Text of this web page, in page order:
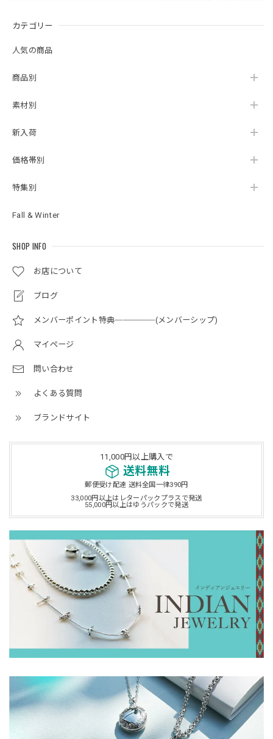
カテゴリー
人気の商品
商品別
素材別
新入荷
価格帯別
特集別
Fall & Winter
SHOP INFO
お店について
ブログ
メンバーポイント特典─────(メンバーシップ)
マイページ
問い合わせ
よくある質問
ブランドサイト
11,000円以上購入で
送料無料
郵便受け配達 送料全国一律390円
33,000円以上はレターパックプラスで発送
55,000円以上はゆうパックで発送